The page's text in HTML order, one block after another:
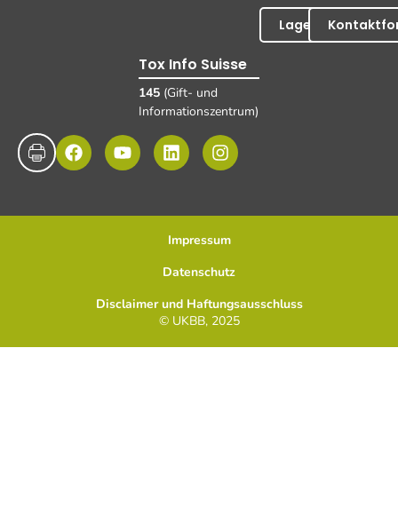
Tox Info Suisse
145 (Gift- und
Informationszentrum)
Lageplan
© UKBB, 2025
Impressum
Datenschutz
Disclaimer und Haftungsausschluss